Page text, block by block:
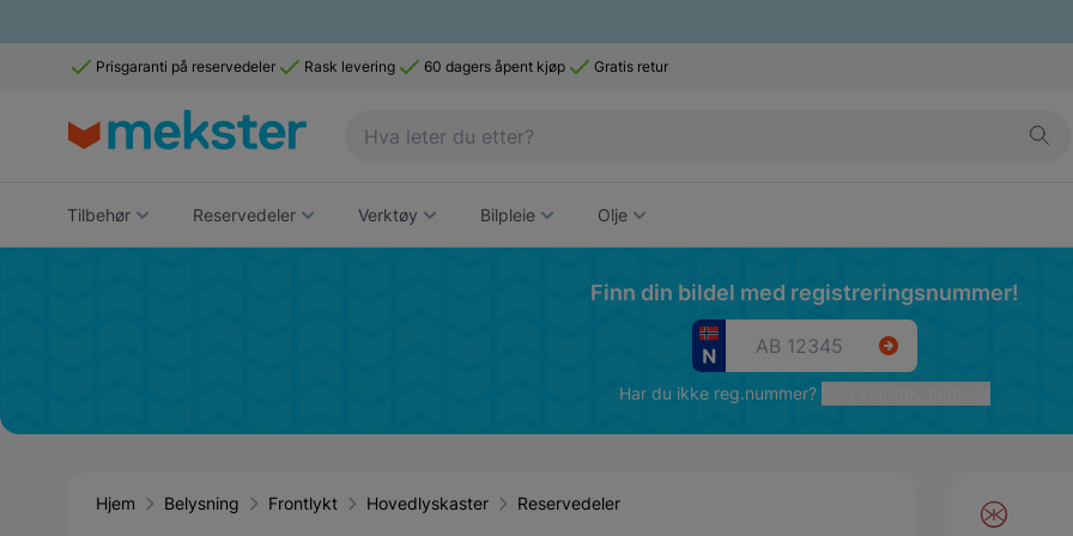
Prisgaranti på reservedeler Rask levering 60 dagers åpent kjøp Gratis retur
Tilbehør Reservedeler Verktøy Bilpleie Olje
Finn din bildel med registreringsnummer!
Har du ikke reg.nummer?
Hjem Belysning Frontlykt Hovedlyskaster Reservedeler